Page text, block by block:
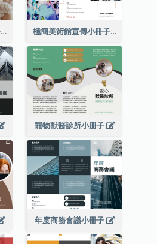
婚禮策劃公司宣傳小冊子 極簡美術館宣傳小冊子
寵物獸醫診所小册子
年度商務會議小冊子